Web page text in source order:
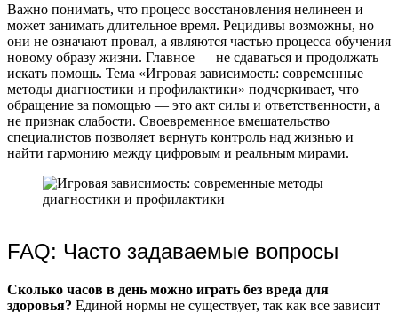
Важно понимать, что процесс восстановления нелинеен и
может занимать длительное время. Рецидивы возможны, но
они не означают провал, а являются частью процесса обучения
новому образу жизни. Главное — не сдаваться и продолжать
искать помощь. Тема «Игровая зависимость: современные
методы диагностики и профилактики» подчеркивает, что
обращение за помощью — это акт силы и ответственности, а
не признак слабости. Своевременное вмешательство
специалистов позволяет вернуть контроль над жизнью и
найти гармонию между цифровым и реальным мирами.
FAQ: Часто задаваемые вопросы
Сколько часов в день можно играть без вреда для
здоровья? Единой нормы не существует, так как все зависит